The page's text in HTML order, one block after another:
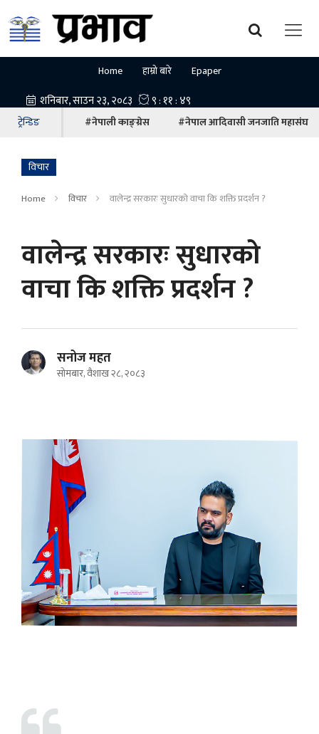
Home हाम्रो बारे Epaper
ट्रेन्डिङ #नेपाली काङ्ग्रेस #नेपाल आदिवासी जनजाति महासंघ
विचार
Home विचार वालेन्द्र सरकारः सुधारको वाचा कि शक्ति प्रदर्शन ?
वालेन्द्र सरकारः सुधारको
वाचा कि शक्ति प्रदर्शन ?
सनोज महत
सोमबार, वैशाख २८, २०८३